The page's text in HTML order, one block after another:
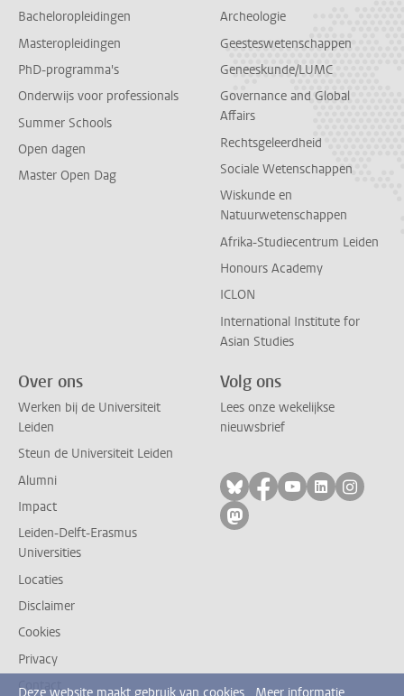
Bacheloropleidingen
Masteropleidingen
PhD-programma's
Onderwijs voor professionals
Summer Schools
Open dagen
Master Open Dag
Archeologie
Geesteswetenschappen
Geneeskunde/LUMC
Governance and Global
Affairs
Rechtsgeleerdheid
Sociale Wetenschappen
Wiskunde en
Natuurwetenschappen
Afrika-Studiecentrum Leiden
Honours Academy
ICLON
International Institute for
Asian Studies
Over ons
Werken bij de Universiteit
Leiden
Steun de Universiteit Leiden
Alumni
Impact
Leiden-Delft-Erasmus
Universities
Locaties
Disclaimer
Cookies
Privacy
Contact
Volg ons
Lees onze wekelijkse
nieuwsbrief
Volg ons op bluesky
Volg ons op
Volg ons op
Volg ons
Volg
Volg ons op mastodon